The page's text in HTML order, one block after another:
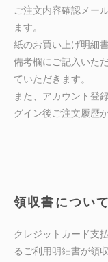
ご注文内容確認メー
ます。
紙のお買い上げ明細
備考欄にご記入いた
ていただきます。
また、アカウント登
グイン後ご注文履歴
領収書について
クレジットカード支
るご利用明細書が領